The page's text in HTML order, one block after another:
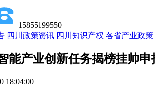
15855199550
四川政策资讯 四川知识产权 各省产业政策
能产业创新任务揭榜挂帅
18:04:00